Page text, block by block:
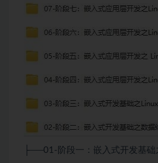
├──01-阶段一：嵌入式开发基础